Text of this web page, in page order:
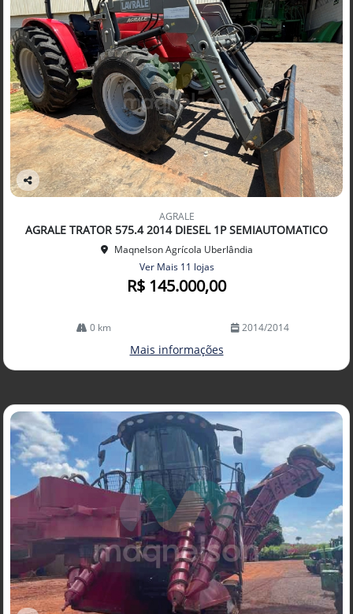
Co
arti
lhe
AGRALE
AGRALE TRATOR 575.4 2014 DIESEL 1P SEMIAUTOMATICO
Maqnelson Agrícola Uberlândia
Ver Mais 11 lojas
R$ 145.000,00
0 km 2014/2014
Mais informações